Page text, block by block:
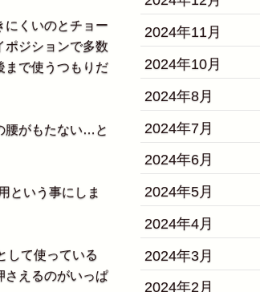
くいのとチョー
ポジションで多数
まで使うつもりだ
腰がもたない…と
という事にしま
して使っている
さえるのがいっぱ
2024年11月
2024年10月
2024年8月
2024年7月
2024年6月
2024年5月
2024年4月
2024年3月
2024年2月